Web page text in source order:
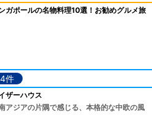
ガポールの名物料理10選！お勧めグルメ旅
4件
ザーハウス
アジアの片隅で感じる、本格的な中欧の風